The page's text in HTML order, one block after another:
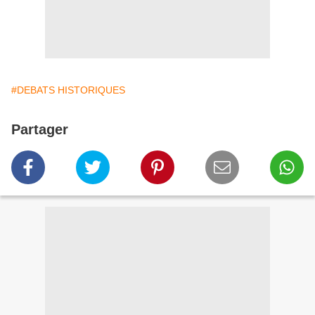
#DEBATS HISTORIQUES
Partager